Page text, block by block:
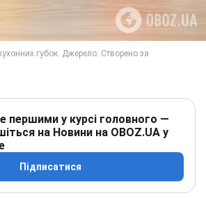
першими у курсі головного —
на Новини на OBOZ.UA у
Підписатися